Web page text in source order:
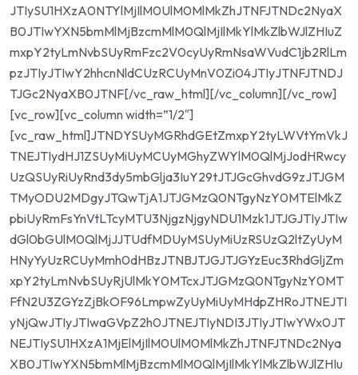
JTIySU1HXzA0NTYlMjIlM0UlM0MlMkZhJTNFJTNDc2NyaX
B0JTIwYXN5bmMlMjBzcmMlM0QlMjIlMkYlMkZlbWJlZHIuZ
mxpY2tyLmNvbSUyRmFzc2V0cyUyRmNsaWVudC1jb2RlLm
pzJTIyJTIwY2hhcnNldCUzRCUyMnV0Zi04JTIyJTNFJTNDJ
TJGc2NyaXB0JTNF[/vc_raw_html][/vc_column][/vc_row]
[vc_row][vc_column width=”1/2″]
[vc_raw_html]JTNDYSUyMGRhdGEtZmxpY2tyLWVtYmVkJ
TNEJTIydHJ1ZSUyMiUyMCUyMGhyZWYlM0QlMjJodHRwcy
UzQSUyRiUyRnd3dy5mbGlja3IuY29tJTJGcGhvdG9zJTJGM
TMyODU2MDgyJTQwTjA1JTJGMzQ0NTgyNzY0MTElMkZ
pbiUyRmFsYnVtLTcyMTU3NjgzNjgyNDU1Mzk1JTJGJTIyJTIw
dGl0bGUlM0QlMjJJTUdfMDUyMSUyMiUzRSUzQ2ltZyUyM
HNyYyUzRCUyMmh0dHBzJTNBJTJGJTJGYzEuc3RhdGljZm
xpY2tyLmNvbSUyRjUlMkY0MTcxJTJGMzQ0NTgyNzY0MT
FfN2U3ZGYzZjBkOF96LmpwZyUyMiUyMHdpZHRoJTNEJTI
yNjQwJTIyJTIwaGVpZ2h0JTNEJTIyNDI3JTIyJTIwYWx0JT
NEJTIySU1HXzA1MjElMjIlM0UlM0MlMkZhJTNFJTNDc2Nya
XB0JTIwYXN5bmMlMjBzcmMlM0QlMjIlMkYlMkZlbWJlZHIu